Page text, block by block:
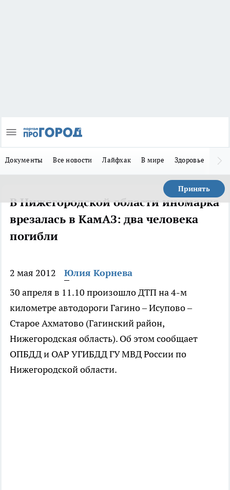
Документы Все новости Лайфхак В мире Здоровье
Принять
В Нижегородской области иномарка
врезалась в КамАЗ: два человека
погибли
2 мая 2012
Юлия Корнева
30 апреля в 11.10 произошло ДТП на 4-м
километре автодороги Гагино – Исупово –
Старое Ахматово (Гагинский район,
Нижегородская область). Об этом сообщает
ОПБДД и ОАР УГИБДД ГУ МВД России по
Нижегородской области.